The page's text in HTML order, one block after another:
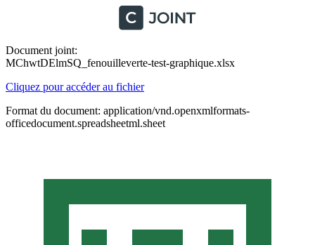
Document joint:
MChwtDElmSQ_fenouilleverte-test-graphique.xlsx
Cliquez pour accéder au fichier
Format du document: application/vnd.openxmlformats-
officedocument.spreadsheetml.sheet